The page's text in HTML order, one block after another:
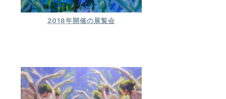
2018年開催の展覧会